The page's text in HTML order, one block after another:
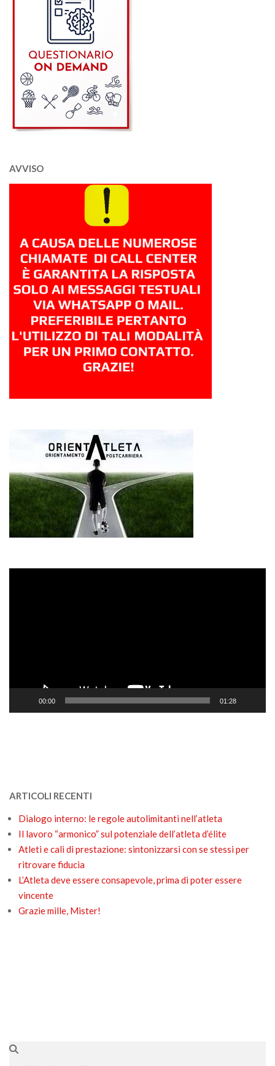
AVVISO
00:00 01:28
ARTICOLI RECENTI
Dialogo interno: le regole autolimitanti nell’atleta
Il lavoro “armonico” sul potenziale dell’atleta d’élite
Atleti e cali di prestazione: sintonizzarsi con se stessi per
ritrovare fiducia
L’Atleta deve essere consapevole, prima di poter essere
vincente
Grazie mille, Mister!
Search